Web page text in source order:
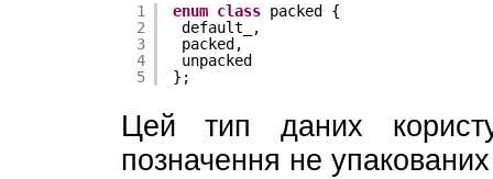
1
2
3
4
5
enum class packed {
default_,
packed,
unpacked
};
Цей тип даних
позначення не